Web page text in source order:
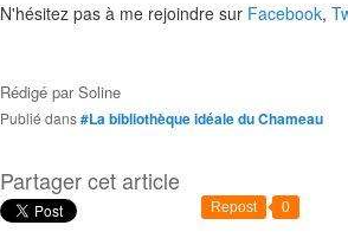
N'hésitez pas à me rejoindre sur Facebook,
Rédigé parSoline
Publié dans#La bibliothèque idéale du Chameau
Partager cet article
Repost 0